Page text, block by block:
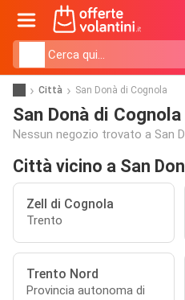
Città San Donà di Cognola
San Donà di Cognola
Nessun negozio trovato a San
Città vicino a San
Zell di Cognola
Trento
Trento Nord
Provincia autonoma di